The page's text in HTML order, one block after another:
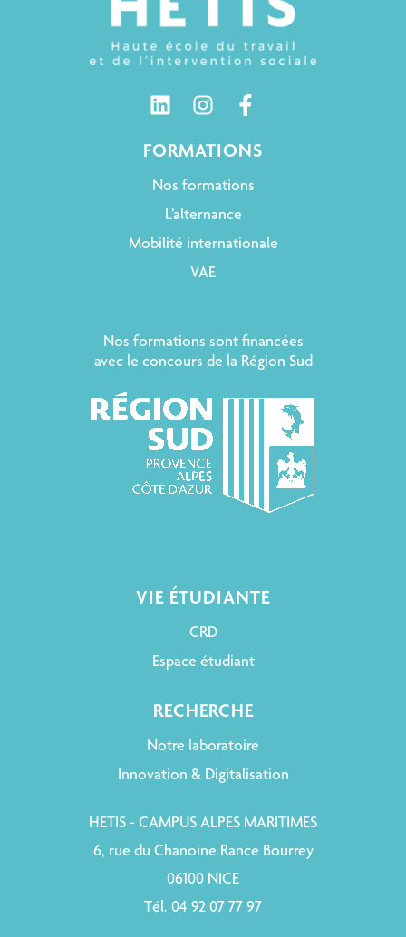
FORMATIONS
Nos formations
L’alternance
Mobilité internationale
VAE
Nos formations sont financées
avec le concours de la Région Sud
VIE ÉTUDIANTE
CRD
Espace étudiant
RECHERCHE
Notre laboratoire
Innovation & Digitalisation
HETIS - CAMPUS ALPES MARITIMES
6, rue du Chanoine Rance Bourrey
06100 NICE
Tél. 04 92 07 77 97